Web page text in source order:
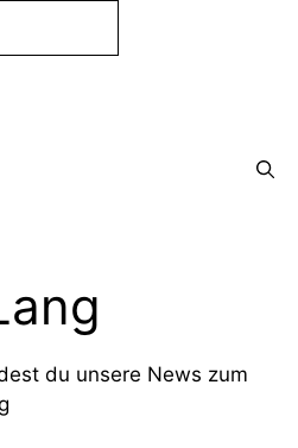
du unsere News zum